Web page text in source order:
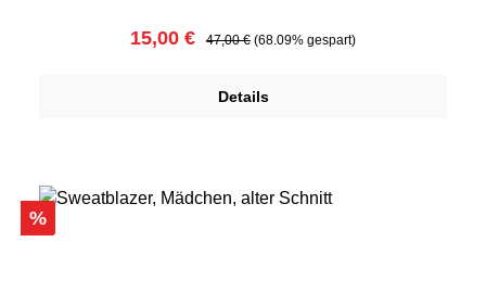
Verkaufspreis:
15,00 € Regulärer Preis:
47,00 € (68.09% gespart)
Details
Rabatt
%